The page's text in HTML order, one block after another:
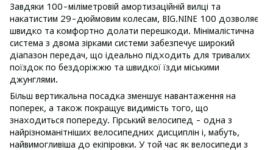
Завдяки 100-міліметровій амортизаційній вилці та
накатистим 29-дюймовим колесам, BIG.NINE 100 дозволяє
швидко та комфортно долати перешкоди. Мінімалістична
система з двома зірками системи забезпечує широкий
діапазон передач, що ідеально підходить для тривалих
поїздок по бездоріжжю та швидкої їзди міськими
джунглями.
Більш вертикальна посадка зменшує навантаження на
поперек, а також покращує видимість того, що
знаходиться попереду. Гірський велосипед - одна з
найрізноманітніших велосипедних дисциплін і, мабуть,
найвимогливіша до екіпіровки. У той час як велосипеди з